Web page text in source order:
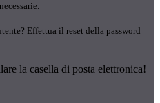
Effettua il reset della password
la casella di posta elettronica!